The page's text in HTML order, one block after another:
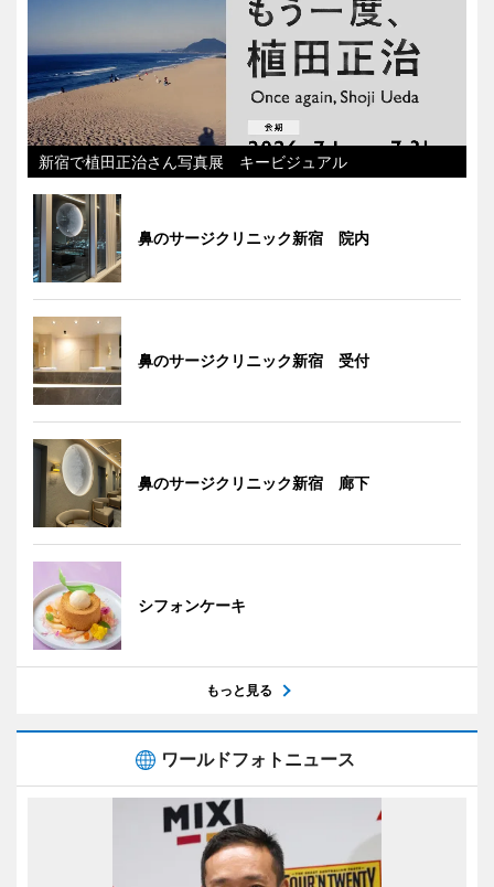
新宿で植田正治さん写真展 キービジュアル
鼻のサージクリニック新宿 院内
鼻のサージクリニック新宿 受付
鼻のサージクリニック新宿 廊下
シフォンケーキ
もっと見る
ワールドフォトニュース